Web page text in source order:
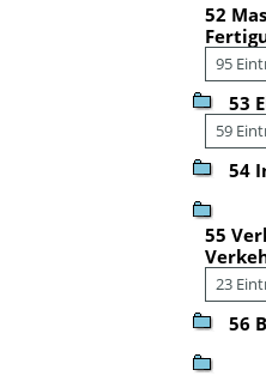
52
95
53
59
54
55
23
56